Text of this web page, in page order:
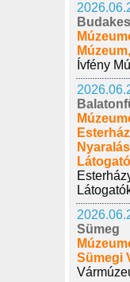
Ívfény
Sümeg
Sümegi